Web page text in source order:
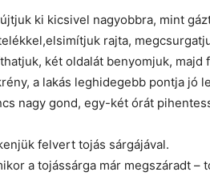
ki kicsivel nagyobbra, mint
rajta,
két oldalát benyomjuk, majd
a lakás leghidegebb pontja jó
nagy gond, egy-két órát
felvert tojás sárgájával.
a tojássárga már megszáradt –